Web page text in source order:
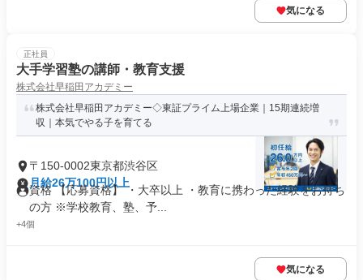
気になる
正社員
大手学習塾の講師・教育支援
株式会社早稲田アカデミー
株式会社早稲田アカデミー◇東証プライム上場企業｜15期連続増
収｜本気でやる子を育てる
〒150-0002東京都渋谷区
月給26万100円以上
資格 【応募資格】 ・大卒以上 ・教育に携わった経験をお持ち
の方 ※学校教育、塾、予...
+4個
気になる